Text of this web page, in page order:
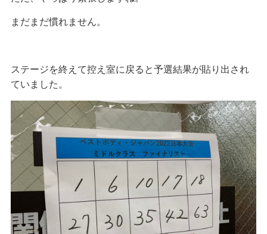
まだまだ慣れません。
ステージを終えて控え室に戻ると予選結果が貼り出され
ていました。